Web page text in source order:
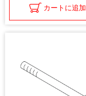
カートに追加